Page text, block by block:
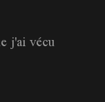
j'ai vécu